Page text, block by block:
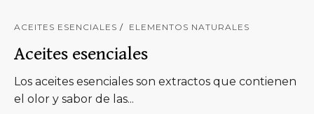
ACEITES ESENCIALES ELEMENTOS NATURALES
Aceites esenciales
Los aceites esenciales son extractos que contienen
el olor y sabor de las...